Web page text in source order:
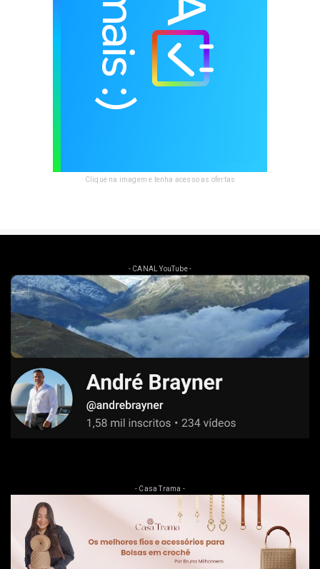
Clique na imagem e tenha acesso as ofertas
- CANAL YouTube -
- Casa Trama -